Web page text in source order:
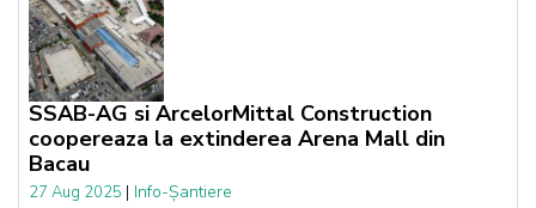
SSAB-AG si ArcelorMittal Construction
coopereaza la extinderea Arena Mall din
Bacau
27 Aug 2025 | Info-Șantiere